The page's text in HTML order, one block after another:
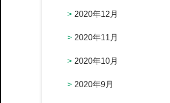
2020年12月
2020年11月
2020年10月
2020年9月